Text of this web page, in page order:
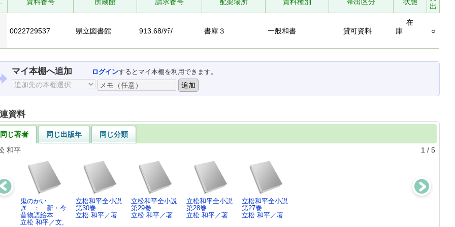
出
0022729537 県立図書館 913.68/ﾀﾃ/ 書庫３ 一般和書 貸可資料
在
庫
○
マイ本棚へ追加 ログインするとマイ本棚を利用できます。
資料
同じ著者 同じ出版年
同じ分類
和平
1 / 5
鬼のかい
ぎ ： 新・今
昔物語絵本
立松 和平／文,
立松和平全小説
第30巻
立松 和平／著
立松和平全小説
第29巻
立松 和平／著
立松和平全小説
第28巻
立松 和平／著
立松和平全小説
第27巻
立松 和平／著